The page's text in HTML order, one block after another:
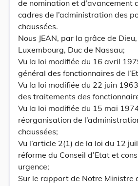
de nomination et d’avancement
cadres de l’administration des
chaussées.
Nous JEAN, par la grâce de
Luxembourg, Duc de Nassau;
Vu la loi modifiée du 16 avril
général des fonctionnaires de
Vu la loi modifiée du 22 juin
des traitements des
Vu la loi modifiée du 15 mai
réorganisation de
chaussées;
Vu l’article 2(1) de la loi du 12
réforme du Conseil d’Etat et
urgence;
Sur le rapport de Notre Ministre